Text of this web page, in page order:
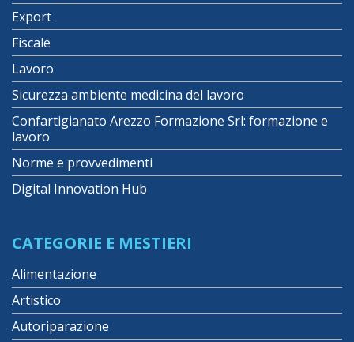
Export
Fiscale
Lavoro
Sicurezza ambiente medicina del lavoro
Confartigianato Arezzo Formazione Srl: formazione e
lavoro
Norme e provvedimenti
Digital Innovation Hub
CATEGORIE E MESTIERI
Alimentazione
Artistico
Autoriparazione